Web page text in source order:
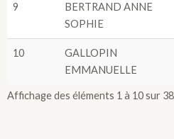
9
BERTRAND ANNE
SOPHIE
10
GALLOPIN
EMMANUELLE
Affichage des éléments 1 à 10 sur